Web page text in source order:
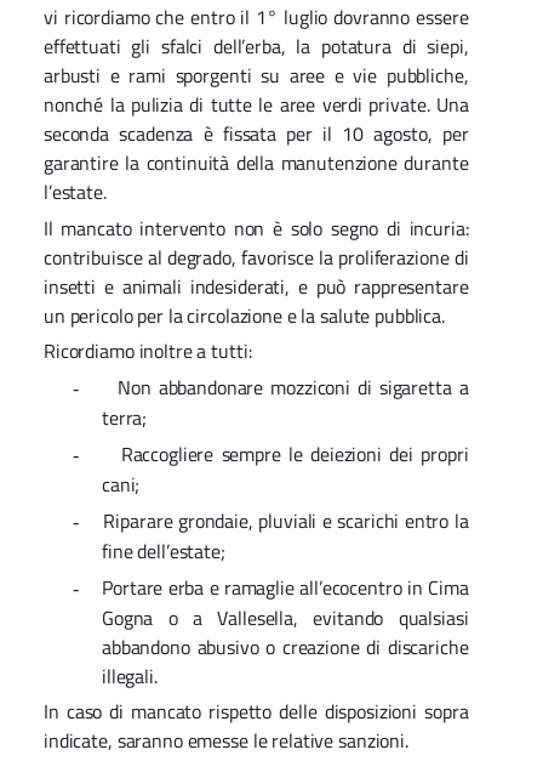
vi ricordiamo che entro il 1° luglio dovranno essere
effettuati gli sfalci dell’erba, la potatura di siepi,
arbusti e rami sporgenti su aree e vie pubbliche,
nonché la pulizia di tutte le aree verdi private. Una
seconda scadenza è fissata per il 10 agosto, per
garantire la continuità della manutenzione durante
l’estate.
Il mancato intervento non è solo segno di incuria:
contribuisce al degrado, favorisce la proliferazione di
insetti e animali indesiderati, e può rappresentare
un pericolo per la circolazione e la salute pubblica.
Ricordiamo inoltre a tutti:
-
Non abbandonare mozziconi di sigaretta a
terra;
-
Raccogliere sempre le deiezioni dei propri
cani;
-
Riparare grondaie, pluviali e scarichi entro la
fine dell’estate;
-
Portare erba e ramaglie all’ecocentro in Cima
Gogna o a Vallesella, evitando qualsiasi
abbandono abusivo o creazione di discariche
illegali.
In caso di mancato rispetto delle disposizioni sopra
indicate, saranno emesse le relative sanzioni.